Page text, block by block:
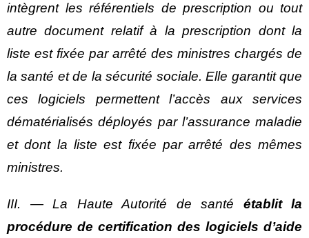
intègrent les référentiels de prescription ou tout
autre document relatif à la prescription dont la
liste est fixée par arrêté des ministres chargés de
la santé et de la sécurité sociale. Elle garantit que
ces logiciels permettent l’accès aux services
dématérialisés déployés par l’assurance maladie
et dont la liste est fixée par arrêté des mêmes
ministres.
III. ― La Haute Autorité de santé établit la
procédure de certification des logiciels d’aide